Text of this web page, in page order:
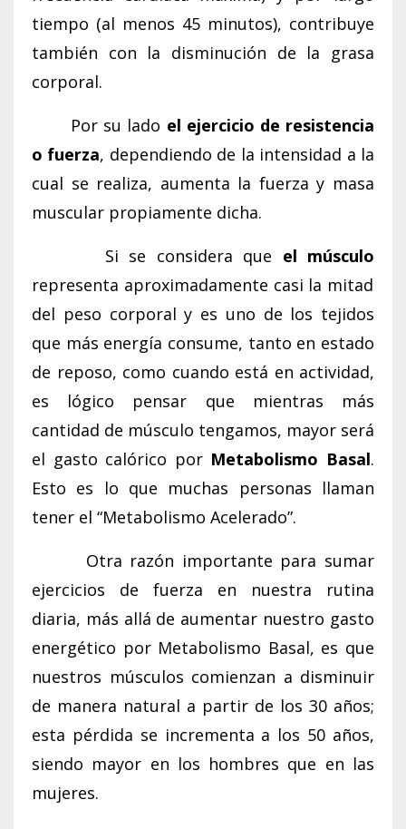
tiempo (al menos 45 minutos), contribuye
también con la disminución de la grasa
corporal.
Por su lado el ejercicio de resistencia
o fuerza, dependiendo de la intensidad a la
cual se realiza, aumenta la fuerza y masa
muscular propiamente dicha.
Si se considera que el músculo
representa aproximadamente casi la mitad
del peso corporal y es uno de los tejidos
que más energía consume, tanto en estado
de reposo, como cuando está en actividad,
es lógico pensar que mientras más
cantidad de músculo tengamos, mayor será
el gasto calórico por Metabolismo Basal.
Esto es lo que muchas personas llaman
tener el “Metabolismo Acelerado”.
Otra razón importante para sumar
ejercicios de fuerza en nuestra rutina
diaria, más allá de aumentar nuestro gasto
energético por Metabolismo Basal, es que
nuestros músculos comienzan a disminuir
de manera natural a partir de los 30 años;
esta pérdida se incrementa a los 50 años,
siendo mayor en los hombres que en las
mujeres.